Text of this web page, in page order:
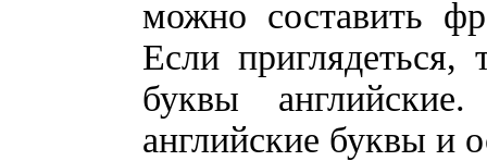
можно
Если
буквы
английские буквы и